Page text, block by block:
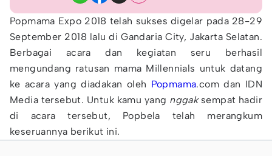
Popmama Expo 2018 telah sukses digelar pada 28-29
September 2018 lalu di Gandaria City, Jakarta Selatan.
Berbagai acara dan kegiatan seru berhasil
mengundang ratusan mama Millennials untuk datang
ke acara yang diadakan oleh Popmama.com dan IDN
Media tersebut. Untuk kamu yang nggaksempat hadir
di acara tersebut, Popbela telah merangkum
keseruannya berikut ini.